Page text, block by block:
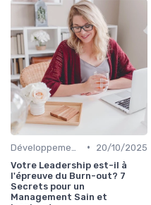
•
20/10/2025
Votre Leadership est-il à
l'épreuve du Burn-out? 7
Secrets pour un
Management Sain et